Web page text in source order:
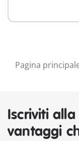
Pagina
Iscriviti
vantaggi